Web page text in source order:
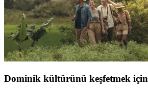
Dominik kültürünü keşfetmek için